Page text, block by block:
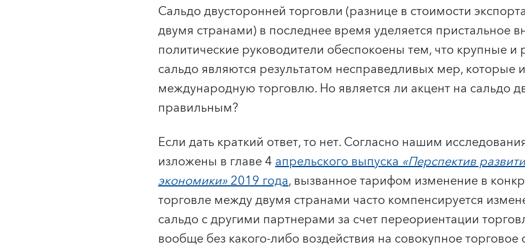
Сальдо двусторонней торговли (разнице в стоимости
двумя странами) в последнее время уделяется пристальное
политические руководители обеспокоены тем, что крупные
сальдо являются результатом несправедливых мер, которые
международную торговлю. Но является ли акцент на сальдо
правильным?
Если дать краткий ответ, то нет. Согласно нашим
изложены в главе 4апрельского выпуска«Перспектив
экономики»2019 года, вызванное тарифом изменение в
торговле между двумя странами часто компенсируется
сальдо с другими партнерами за счет переориентации
вообще без какого-либо воздействия на совокупное торговое